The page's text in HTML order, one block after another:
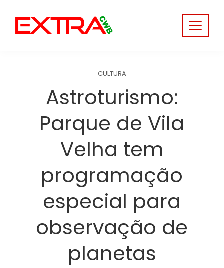
content
CULTURA
Astroturismo:
Parque de Vila
Velha tem
programação
especial para
observação de
planetas